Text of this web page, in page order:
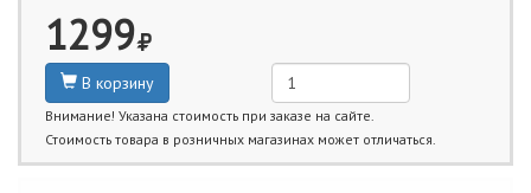
1299
В корзину
Внимание! Указана стоимость при заказе на сайте.
Стоимость товара в розничных магазинах может отличаться.